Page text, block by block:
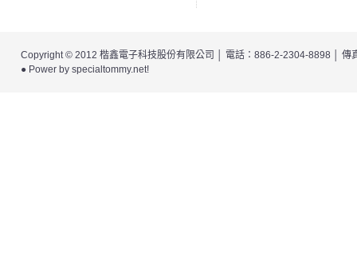
Copyright © 2012 楷鑫電子科技股份有限公司
│ 電話：886-2-2304-8898 │
● Power by specialtommy.net!